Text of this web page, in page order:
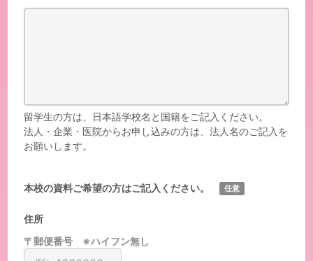
留学生の方は、日本語学校名と国籍をご記入ください。
法人・企業・医院からお申し込みの方は、法人名のご記入を
お願いします。
本校の資料ご希望の方はご記入ください。 任意
住所
〒郵便番号 ※ハイフン無し